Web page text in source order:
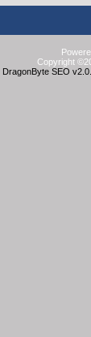
Copyright
DragonByte SEO